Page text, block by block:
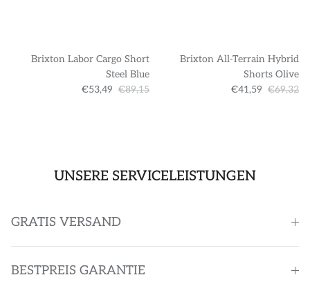
Brixton Labor Cargo Short
Steel Blue
€53,49 €89,15
Brixton All-Terrain Hybrid
Shorts Olive
€41,59 €69,32
UNSERE SERVICELEISTUNGEN
GRATIS VERSAND
BESTPREIS GARANTIE